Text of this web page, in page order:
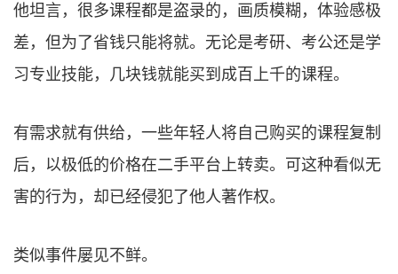
他坦言，很多课程都是盗录的，画质模糊，体验感极
差，但为了省钱只能将就。无论是考研、考公还是学
习专业技能，几块钱就能买到成百上千的课程。
有需求就有供给，一些年轻人将自己购买的课程复制
后，以极低的价格在二手平台上转卖。可这种看似无
害的行为，却已经侵犯了他人著作权。
类似事件屡见不鲜。